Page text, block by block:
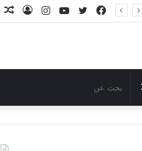
تسجيل
انستقرام يوتيوب تويتر
فيسبوك
مقال
عشوائي